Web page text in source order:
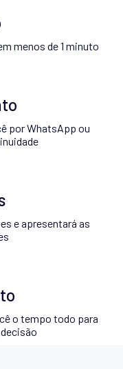
menos de 1 minuto
por WhatsApp ou
e apresentará as
o tempo todo para